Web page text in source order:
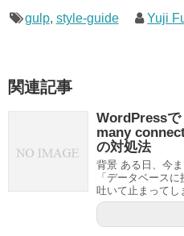
gulp, style-guide Yuji
関連記事
WordPress
many
の対処法
背景 ある日、今
「データベース
吐いて止まってし